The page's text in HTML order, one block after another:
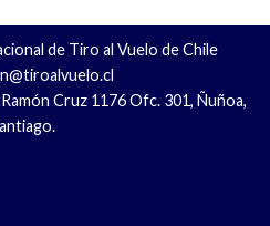
de Tiro al Vuelo de Chile
Cruz 1176 Ofc. 301, Ñuñoa,